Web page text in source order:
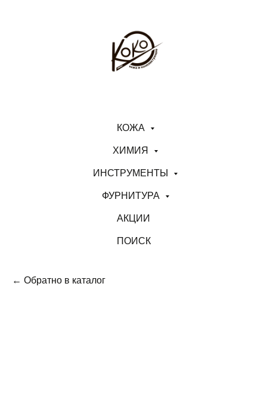
КОЖА
ХИМИЯ
ИНСТРУМЕНТЫ
ФУРНИТУРА
АКЦИИ
ПОИСК
← Обратно в каталог